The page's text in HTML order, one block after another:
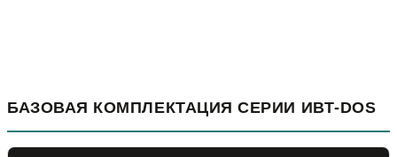
БАЗОВАЯ КОМПЛЕКТАЦИЯ СЕРИИ ИВТ-DOS